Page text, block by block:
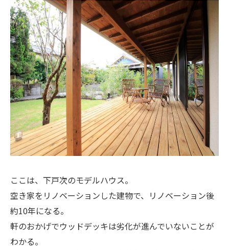
ここは、下戸次のモデルハウス。
空き家をリノベーションした建物で、リノベーション後
約10年になる。
軒のおかげでウッドデッキは劣化が進んでいないことが
わかる。